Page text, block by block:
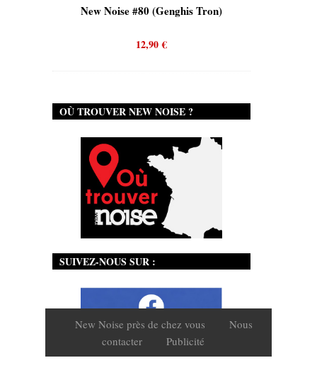
New Noise #80 (Genghis Tron)
OÙ TROUVER NEW NOISE ?
SUIVEZ-NOUS SUR :
New Noise près de chez vous
Nous
contacter
Publicité